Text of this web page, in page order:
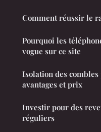
Comment réussir le
Pourquoi les
vogue sur ce site
Isolation des
avantages et prix
Investir pour des
réguliers